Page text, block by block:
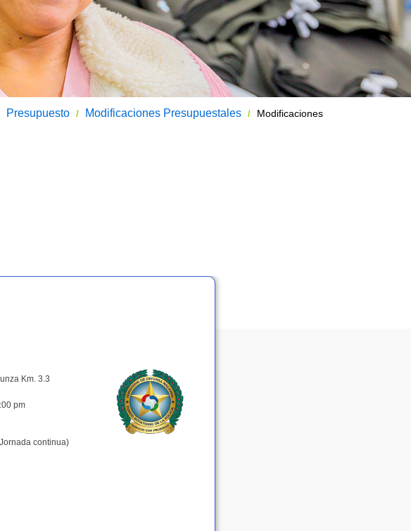
Presupuesto / Modificaciones Presupuestales /
Modificaciones
Km. 3.3
pm
continua)